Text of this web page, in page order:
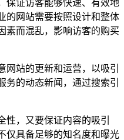
保证访客能够快速、有效地
的网站需要按照设计和整体
素而混乱，影响访客的购买
站的更新和运营，以吸引
务的动态新闻，通过搜索引
性，又要保证内容的吸引
仅具备足够的知名度和曝光